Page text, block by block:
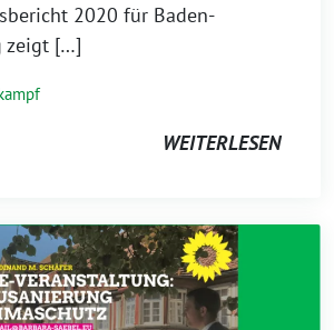
2020 für Baden-
zeigt […]
WEITERLESEN